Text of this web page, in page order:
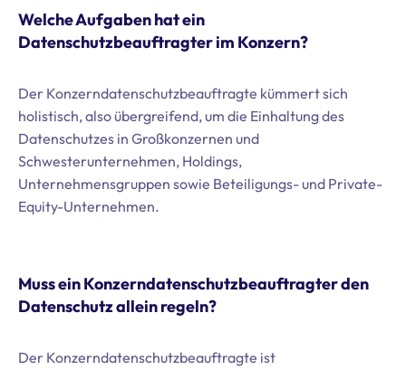
Welche Aufgaben hat ein
Datenschutzbeauftragter im Konzern?
Der Konzerndatenschutzbeauftragte kümmert sich
holistisch, also übergreifend, um die Einhaltung des
Datenschutzes in Großkonzernen und
Schwesterunternehmen, Holdings,
Unternehmensgruppen sowie Beteiligungs- und Private-
Equity-Unternehmen.
Muss ein Konzerndatenschutzbeauftragter den
Datenschutz allein regeln?
Der Konzerndatenschutzbeauftragte ist